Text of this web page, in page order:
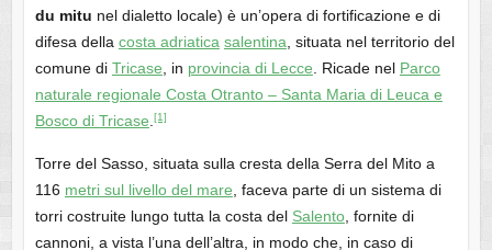
du mitu nel dialetto locale) è un’opera di fortificazione e di
difesa della costa adriatica salentina , situata nel territorio del
comune di Tricase , in provincia di Lecce . Ricade nel Parco
naturale regionale Costa Otranto – Santa Maria di Leuca e
Bosco di Tricase [1]
Torre del Sasso, situata sulla cresta della Serra del Mito a
116 metri sul livello del mare , faceva parte di un sistema di
torri costruite lungo tutta la costa del Salento, fornite di
cannoni, a vista l’una dell’altra, in modo che, in caso di